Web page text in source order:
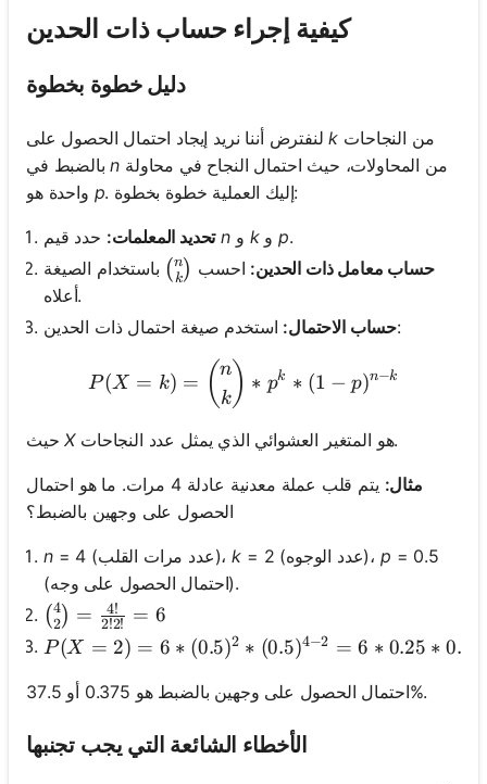
كيفية إجراء حساب ذات الحدين
دليل خطوة بخطوة
لنفترض أننا نريد إيجاد احتمال الحصول علىk
بالضبط فيn
p . إليك العملية خطوة بخطوة:
تحديد المعلمات:حدد قيمn k p.
حساب معامل ذات الحدين: احسب
\binom{n}{k}
(k
n)
باستخدام الصيغة
أعلاه.
حساب الاحتمال:استخدم صيغة احتمال ذات الحدين:
P(X = k) =
P(X = k) = (k
n ) ∗ pk ∗ (1 − p)n−k
حيثX هو المتغير العشوائي الذي يمثل عدد النجاحات.
مثال:
يتم قلب عملة معدنية عادلة 4 مرات. ما هو احتمال
الحصول على وجهين بالضبط؟
n = 4 (عدد مرات القلب)،k = 2 (عدد الوجوه)،p = 0.5
(احتمال الحصول على وجه).
\binom{4}{2} = \frac{4!}{2!2!} = 6
(2
4) = 2!2!
4! = 6
P(X = 2) = 6 * (0.5)^2 * (0.5)^{4-2} = 6 * 0.25 *
P(X = 2) = 6 ∗ (0.5)2 ∗ (0.5)4−2 = 6 ∗ 0.25 ∗ 0.25
احتمال الحصول على وجهين بالضبط هو 0.375 أو 37.5%.
الأخطاء الشائعة التي يجب تجنبها